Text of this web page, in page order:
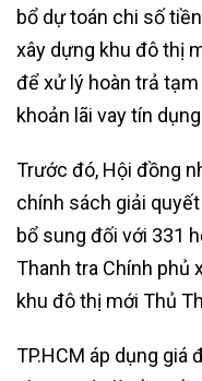
bổ dự toán chi số
xây dựng khu đô thị
để xử lý hoàn trả
khoản lãi vay tín
Trước đó, Hội đồng
chính sách giải
bổ sung đối với 331
Thanh tra Chính phủ
khu đô thị mới Thủ
TP.HCM áp dụng giá